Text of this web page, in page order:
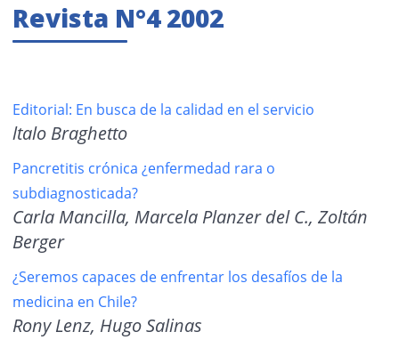
Revista N°4 2002
Editorial: En busca de la calidad en el servicio
ltalo Braghetto
Pancretitis crónica ¿enfermedad rara o
subdiagnosticada?
Carla Mancilla, Marcela Planzer del C., Zoltán
Berger
¿Seremos capaces de enfrentar los desafíos de la
medicina en Chile?
Rony Lenz, Hugo Salinas